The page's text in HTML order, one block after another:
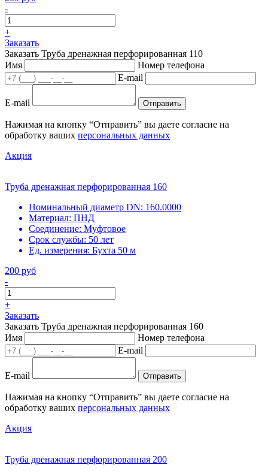
-
+
Заказать
Заказать Труба дренажная перфорированная 110
Имя
Номер телефона
E-mail
E-mail Отправить
Нажимая на кнопку “Отправить” вы даете согласие на
обработку ваших персональных данных
Акция
Труба дренажная перфорированная 160
Номинальный диаметр DN: 160.0000
Материал: ПНД
Соединение: Муфтовое
Срок службы: 50 лет
Ед. измерения: Бухта 50 м
200 руб
-
+
Заказать
Заказать Труба дренажная перфорированная 160
Имя
Номер телефона
E-mail
E-mail Отправить
Нажимая на кнопку “Отправить” вы даете согласие на
обработку ваших персональных данных
Акция
Труба дренажная перфорированная 200